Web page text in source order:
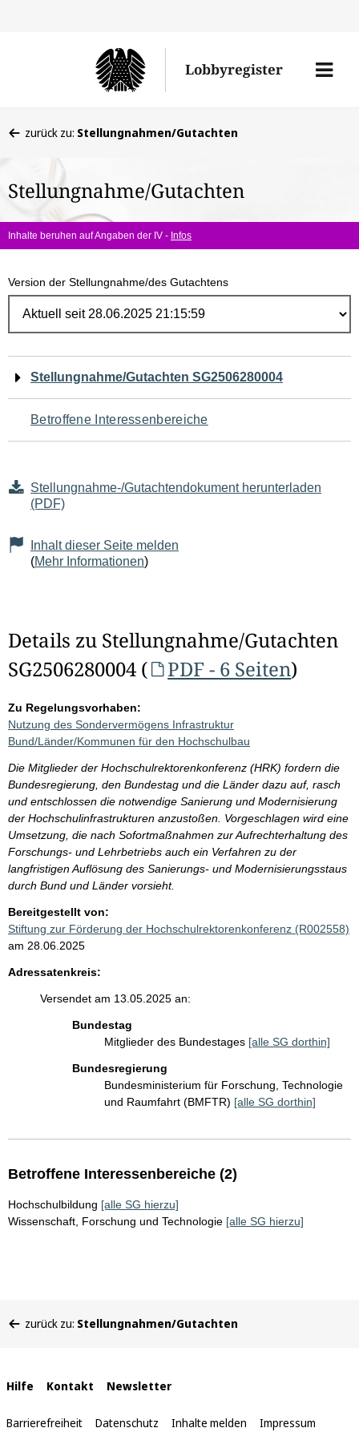
Lobbyregister
Menü
befinden
hier:
zurück zu: Stellungnahmen/Gutachten
Stellungnahme/Gutachten
Inhalte beruhen auf Angaben der IV - Infos
Version der Stellungnahme/des Gutachtens
Navigation
für
den
Seiteninhalt
Stellungnahme/Gutachten SG2506280004
Betroffene Interessenbereiche
Stellungnahme-/Gutachtendokument herunterladen
(PDF)
Inhalt dieser Seite melden
(Mehr Informationen)
Details zu Stellungnahme/Gutachten
SG2506280004 (
PDF - 6 Seiten)
Zu Regelungsvorhaben:
Nutzung des Sondervermögens Infrastruktur
Bund/Länder/Kommunen für den Hochschulbau
Die Mitglieder der Hochschulrektorenkonferenz (HRK) fordern die
Bundesregierung, den Bundestag und die Länder dazu auf, rasch
und entschlossen die notwendige Sanierung und Modernisierung
der Hochschulinfrastrukturen anzustoßen. Vorgeschlagen wird eine
Umsetzung, die nach Sofortmaßnahmen zur Aufrechterhaltung des
Forschungs- und Lehrbetriebs auch ein Verfahren zu der
langfristigen Auflösung des Sanierungs- und Modernisierungsstaus
durch Bund und Länder vorsieht.
Bereitgestellt von:
Stiftung zur Förderung der Hochschulrektorenkonferenz (R002558)
am 28.06.2025
Adressatenkreis:
Versendet am 13.05.2025 an:
Bundestag
Mitglieder des Bundestages [alle SG dorthin]
Bundesregierung
Bundesministerium für Forschung, Technologie
und Raumfahrt (BMFTR) [alle SG dorthin]
Betroffene Interessenbereiche (2)
Hochschulbildung [alle SG hierzu]
Wissenschaft, Forschung und Technologie [alle SG hierzu]
befinden
zurück zu: Stellungnahmen/Gutachten
Interne
Links
Hilfe Kontakt Newsletter
Barrierefreiheit Datenschutz Inhalte melden Impressum